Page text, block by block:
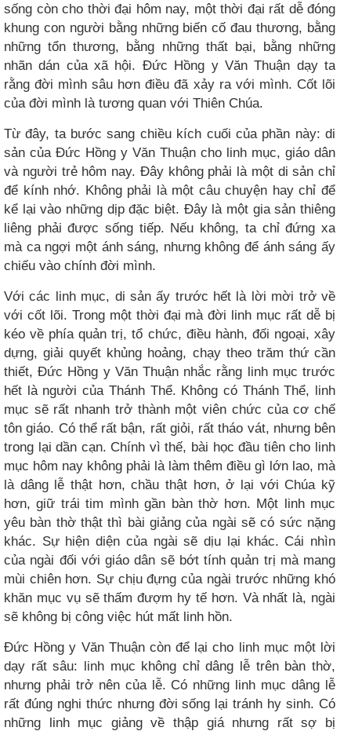
sống còn cho thời đại hôm nay, một thời đại rất dễ đóng
khung con người bằng những biến cố đau thương, bằng
những tổn thương, bằng những thất bại, bằng những
nhãn dán của xã hội. Đức Hồng y Văn Thuận dạy ta
rằng đời mình sâu hơn điều đã xảy ra với mình. Cốt lõi
của đời mình là tương quan với Thiên Chúa.
Từ đây, ta bước sang chiều kích cuối của phần này: di
sản của Đức Hồng y Văn Thuận cho linh mục, giáo dân
và người trẻ hôm nay. Đây không phải là một di sản chỉ
để kính nhớ. Không phải là một câu chuyện hay chỉ để
kể lại vào những dịp đặc biệt. Đây là một gia sản thiêng
liêng phải được sống tiếp. Nếu không, ta chỉ đứng xa
mà ca ngợi một ánh sáng, nhưng không để ánh sáng ấy
chiếu vào chính đời mình.
Với các linh mục, di sản ấy trước hết là lời mời trở về
với cốt lõi. Trong một thời đại mà đời linh mục rất dễ bị
kéo về phía quản trị, tổ chức, điều hành, đối ngoại, xây
dựng, giải quyết khủng hoảng, chạy theo trăm thứ cần
thiết, Đức Hồng y Văn Thuận nhắc rằng linh mục trước
hết là người của Thánh Thể. Không có Thánh Thể, linh
mục sẽ rất nhanh trở thành một viên chức của cơ chế
tôn giáo. Có thể rất bận, rất giỏi, rất tháo vát, nhưng bên
trong lại dần cạn. Chính vì thế, bài học đầu tiên cho linh
mục hôm nay không phải là làm thêm điều gì lớn lao, mà
là dâng lễ thật hơn, chầu thật hơn, ở lại với Chúa kỹ
hơn, giữ trái tim mình gần bàn thờ hơn. Một linh mục
yêu bàn thờ thật thì bài giảng của ngài sẽ có sức nặng
khác. Sự hiện diện của ngài sẽ dịu lại khác. Cái nhìn
của ngài đối với giáo dân sẽ bớt tính quản trị mà mang
mùi chiên hơn. Sự chịu đựng của ngài trước những khó
khăn mục vụ sẽ thấm đượm hy tế hơn. Và nhất là, ngài
sẽ không bị công việc hút mất linh hồn.
Đức Hồng y Văn Thuận còn để lại cho linh mục một lời
dạy rất sâu: linh mục không chỉ dâng lễ trên bàn thờ,
nhưng phải trở nên của lễ. Có những linh mục dâng lễ
rất đúng nghi thức nhưng đời sống lại tránh hy sinh. Có
những linh mục giảng về thập giá nhưng rất sợ bị